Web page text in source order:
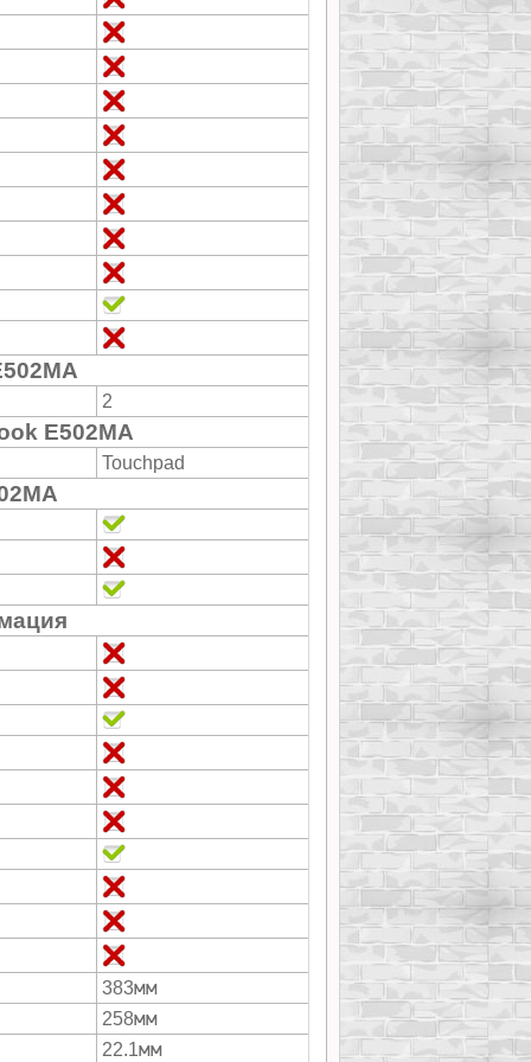
2
E502MA
Touchpad
383мм
258мм
22.1мм